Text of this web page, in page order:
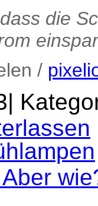
die
/
|
Aber